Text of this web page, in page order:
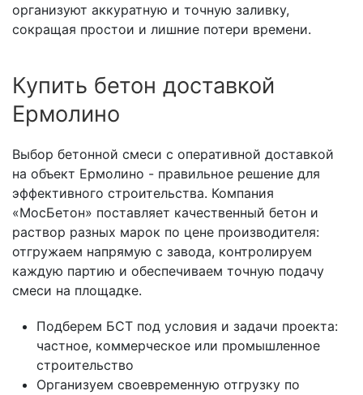
организуют аккуратную и точную заливку,
сокращая простои и лишние потери времени.
Купить бетон доставкой
Ермолино
Выбор бетонной смеси с оперативной доставкой
на объект Ермолино - правильное решение для
эффективного строительства. Компания
«МосБетон» поставляет качественный бетон и
раствор разных марок по цене производителя:
отгружаем напрямую с завода, контролируем
каждую партию и обеспечиваем точную подачу
смеси на площадке.
Подберем БСТ под условия и задачи проекта:
частное, коммерческое или промышленное
строительство
Организуем своевременную отгрузку по